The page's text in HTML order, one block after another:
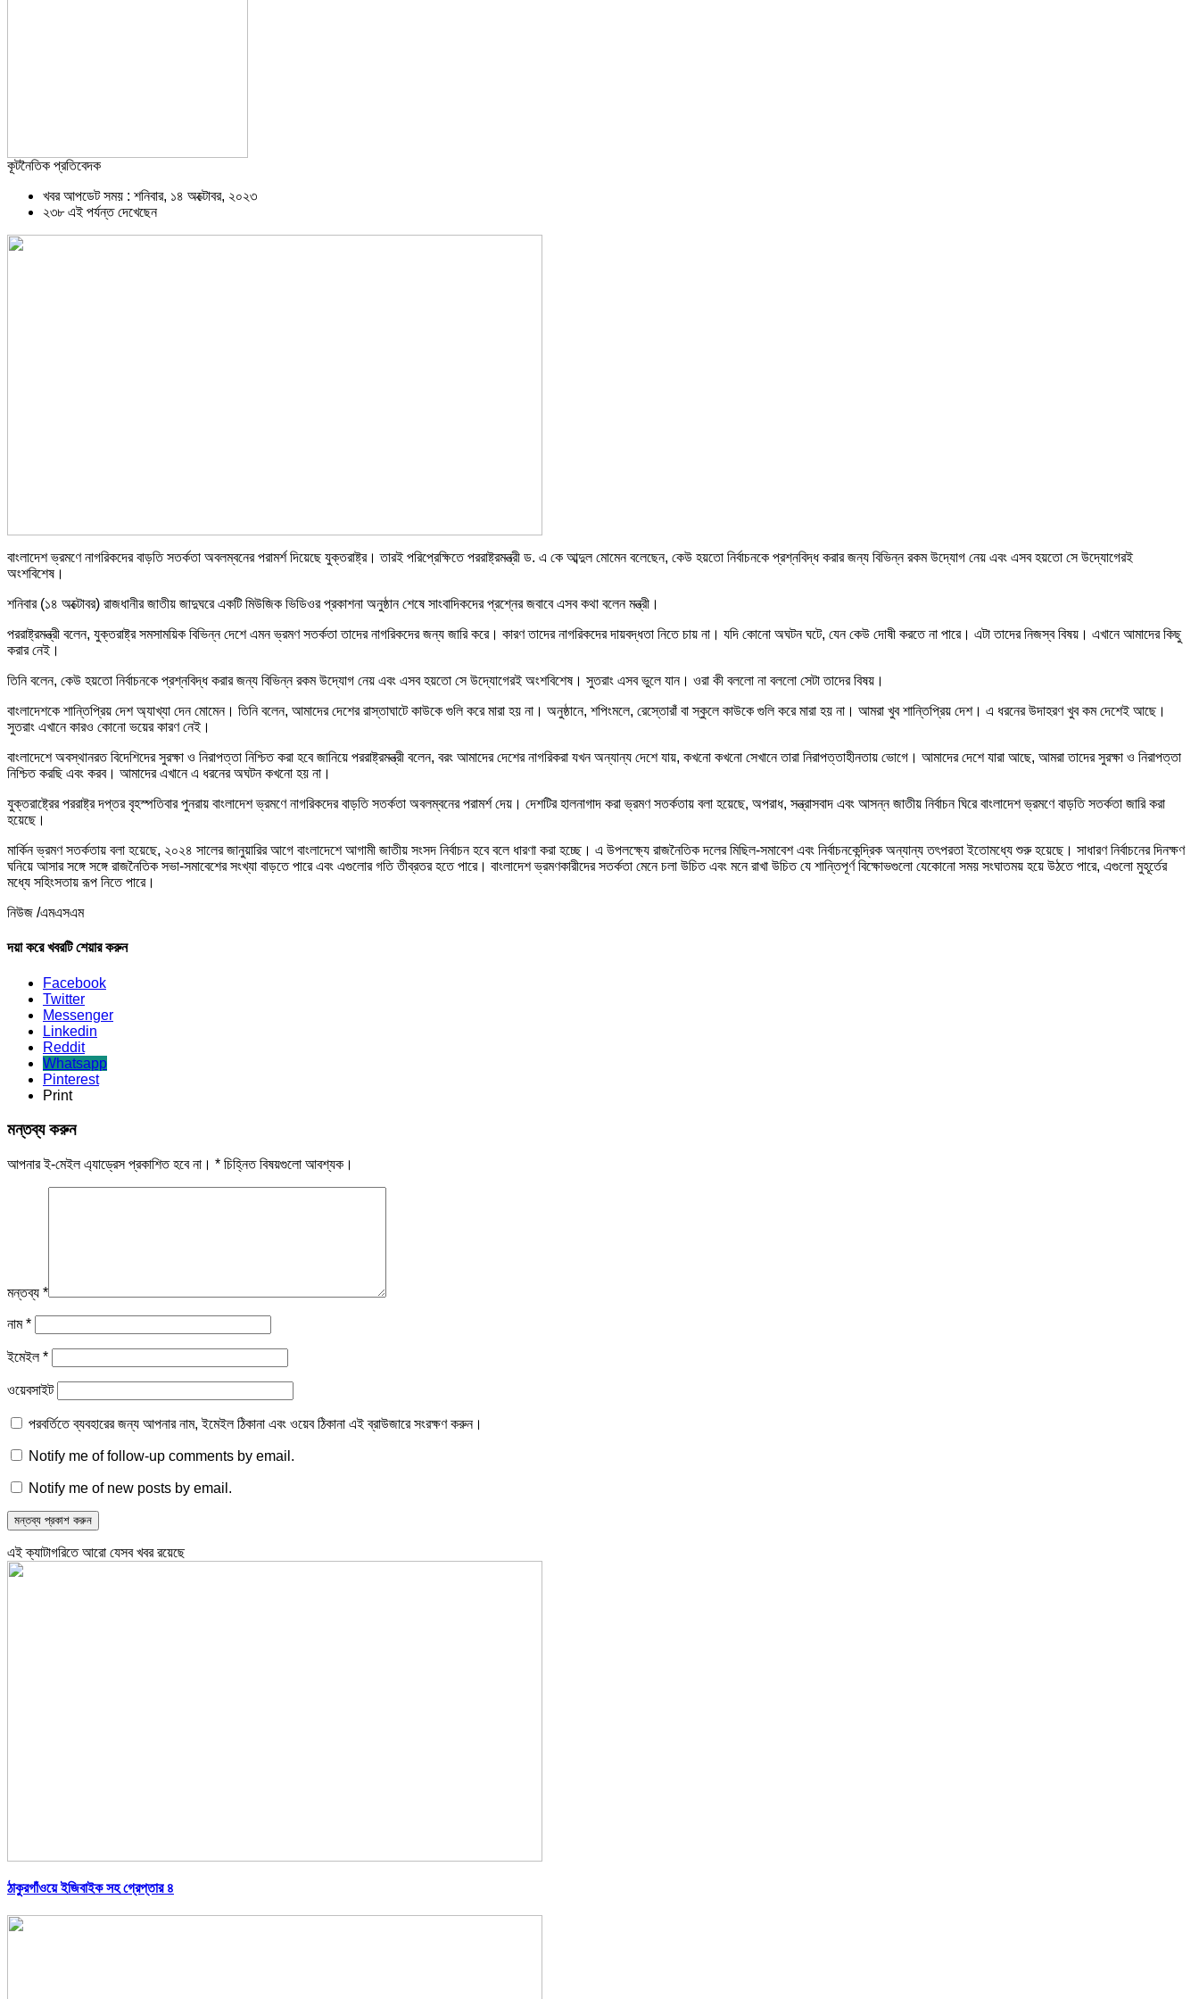
কূটনৈতিক প্রতিবেদক
খবর আপডেট সময় : শনিবার, ১৪ অক্টোবর, ২০২৩
২৩৮ এই পর্যন্ত দেখেছেন
বাংলাদেশ ভ্রমণে নাগরিকদের বাড়তি সতর্কতা অবলম্বনের পরামর্শ দিয়েছে যুক্তরাষ্ট্র। তারই পরিপ্রেক্ষিতে পররাষ্ট্রমন্ত্রী ড. এ কে আব্দুল মোমেন বলেছেন, কেউ হয়তো নির্বাচনকে প্রশ্নবিদ্ধ করার জন্য বিভিন্ন রকম উদ্যোগ নেয় এবং এসব হয়তো সে উদ্যোগেরই
অংশবিশেষ।
শনিবার (১৪ অক্টোবর) রাজধানীর জাতীয় জাদুঘরে একটি মিউজিক ভিডিওর প্রকাশনা অনুষ্ঠান শেষে সাংবাদিকদের প্রশ্নের জবাবে এসব কথা বলেন মন্ত্রী।
পররাষ্ট্রমন্ত্রী বলেন, যুক্তরাষ্ট্র সমসাময়িক বিভিন্ন দেশে এমন ভ্রমণ সতর্কতা তাদের নাগরিকদের জন্য জারি করে। কারণ তাদের নাগরিকদের দায়বদ্ধতা নিতে চায় না। যদি কোনো অঘটন ঘটে, যেন কেউ দোষী করতে না পারে। এটা তাদের নিজস্ব বিষয়। এখানে আমাদের কিছু
করার নেই।
তিনি বলেন, কেউ হয়তো নির্বাচনকে প্রশ্নবিদ্ধ করার জন্য বিভিন্ন রকম উদ্যোগ নেয় এবং এসব হয়তো সে উদ্যোগেরই অংশবিশেষ। সুতরাং এসব ভুলে যান। ওরা কী বললো না বললো সেটা তাদের বিষয়।
বাংলাদেশকে শান্তিপ্রিয় দেশ অ্যাখ্যা দেন মোমেন। তিনি বলেন, আমাদের দেশের রাস্তাঘাটে কাউকে গুলি করে মারা হয় না। অনুষ্ঠানে, শপিংমলে, রেস্তোরাঁ বা স্কুলে কাউকে গুলি করে মারা হয় না। আমরা খুব শান্তিপ্রিয় দেশ। এ ধরনের উদাহরণ খুব কম দেশেই আছে।
সুতরাং এখানে কারও কোনো ভয়ের কারণ নেই।
বাংলাদেশে অবস্থানরত বিদেশিদের সুরক্ষা ও নিরাপত্তা নিশ্চিত করা হবে জানিয়ে পররাষ্ট্রমন্ত্রী বলেন, বরং আমাদের দেশের নাগরিকরা যখন অন্যান্য দেশে যায়, কখনো কখনো সেখানে তারা নিরাপত্তাহীনতায় ভোগে। আমাদের দেশে যারা আছে, আমরা তাদের সুরক্ষা ও নিরাপত্তা
নিশ্চিত করছি এবং করব। আমাদের এখানে এ ধরনের অঘটন কখনো হয় না।
যুক্তরাষ্ট্রের পররাষ্ট্র দপ্তর বৃহস্পতিবার পুনরায় বাংলাদেশ ভ্রমণে নাগরিকদের বাড়তি সতর্কতা অবলম্বনের পরামর্শ দেয়। দেশটির হালনাগাদ করা ভ্রমণ সতর্কতায় বলা হয়েছে, অপরাধ, সন্ত্রাসবাদ এবং আসন্ন জাতীয় নির্বাচন ঘিরে বাংলাদেশ ভ্রমণে বাড়তি সতর্কতা জারি করা
হয়েছে।
মার্কিন ভ্রমণ সতর্কতায় বলা হয়েছে, ২০২৪ সালের জানুয়ারির আগে বাংলাদেশে আগামী জাতীয় সংসদ নির্বাচন হবে বলে ধারণা করা হচ্ছে। এ উপলক্ষ্যে রাজনৈতিক দলের মিছিল-সমাবেশ এবং নির্বাচনকেন্দ্রিক অন্যান্য তৎপরতা ইতোমধ্যে শুরু হয়েছে। সাধারণ নির্বাচনের দিনক্ষণ
ঘনিয়ে আসার সঙ্গে সঙ্গে রাজনৈতিক সভা-সমাবেশের সংখ্যা বাড়তে পারে এবং এগুলোর গতি তীব্রতর হতে পারে। বাংলাদেশ ভ্রমণকারীদের সতর্কতা মেনে চলা উচিত এবং মনে রাখা উচিত যে শান্তিপূর্ণ বিক্ষোভগুলো যেকোনো সময় সংঘাতময় হয়ে উঠতে পারে, এগুলো মুহূর্তের
মধ্যে সহিংসতায় রূপ নিতে পারে।
নিউজ /এমএসএম
দয়া করে খবরটি শেয়ার করুন
Facebook
Twitter
Messenger
Linkedin
Reddit
Whatsapp
Pinterest
Print
মন্তব্য করুন
আপনার ই-মেইল এ্যাড্রেস প্রকাশিত হবে না। * চিহ্নিত বিষয়গুলো আবশ্যক।
মন্তব্য *
নাম*
ইমেইল*
ওয়েবসাইট
পরবর্তিতে ব্যবহারের জন্য আপনার নাম, ইমেইল ঠিকানা এবং ওয়েব ঠিকানা এই ব্রাউজারে সংরক্ষণ করুন।
Notify me of follow-up comments by email.
Notify me of new posts by email.
এই ক্যাটাগরিতে আরো যেসব খবর রয়েছে
ঠাকুরগাঁওয়ে ইজিবাইক সহ গ্রেপ্তার ৪